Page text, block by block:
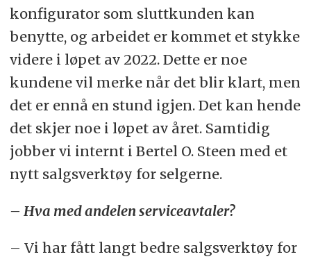
konfigurator som sluttkunden kan
benytte, og arbeidet er kommet et stykke
videre i løpet av 2022. Dette er noe
kundene vil merke når det blir klart, men
det er ennå en stund igjen. Det kan hende
det skjer noe i løpet av året. Samtidig
jobber vi internt i Bertel O. Steen med et
nytt salgsverktøy for selgerne.
– Hva med andelen serviceavtaler?
– Vi har fått langt bedre salgsverktøy for